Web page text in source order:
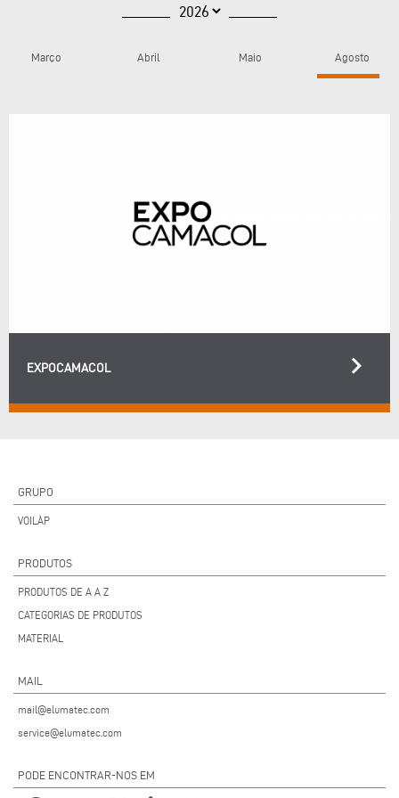
Março Abril Maio Agosto
EXPOCAMACOL keyboard_arrow_right
GRUPO
VOILÀP
PRODUTOS
PRODUTOS DE A A Z
CATEGORIAS DE PRODUTOS
MATERIAL
MAIL
mail@elumatec.com
service@elumatec.com
PODE ENCONTRAR-NOS EM